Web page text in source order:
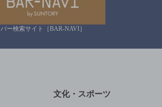
バー検索サイト［BAR-NAVI］
文化・スポーツ